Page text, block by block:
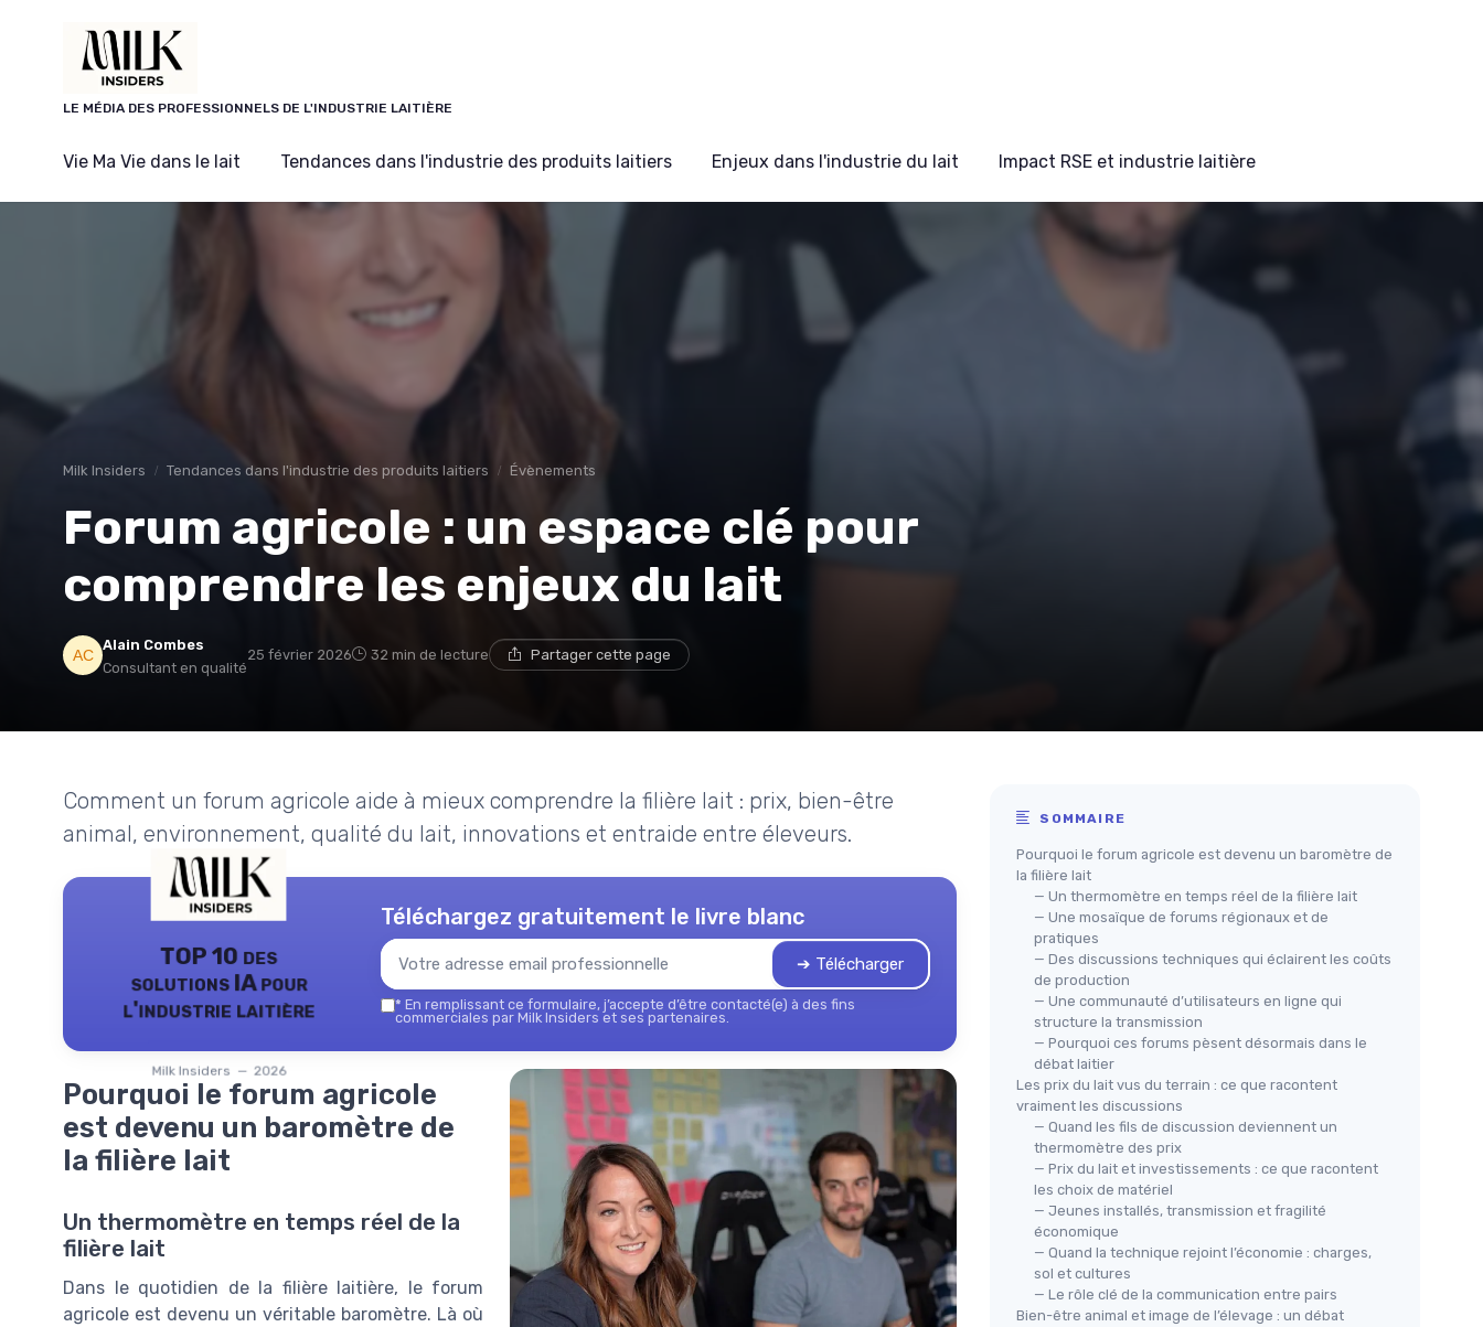
LE MÉDIA DES PROFESSIONNELS DE L'INDUSTRIE LAITIÈRE
Vie Ma Vie dans le lait Tendances dans l'industrie des produits laitiers Enjeux dans l'industrie du lait Impact RSE et industrie laitière
Milk Insiders Tendances dans l'industrie des produits laitiers Évènements
Forum agricole : un espace clé pour
comprendre les enjeux du lait
Alain Combes
Consultant en qualité
25 février 2026 32 min de lecture Partager cette page
Comment un forum agricole aide à mieux comprendre la filière lait : prix, bien-être
animal, environnement, qualité du lait, innovations et entraide entre éleveurs.
TOP 10 des
solutions IA pour
l'industrie laitière
Milk Insiders — 2026
Téléchargez gratuitement le livre blanc
➔ Télécharger
* En remplissant ce formulaire, j’accepte d’être contacté(e) à des fins
commerciales par Milk Insiders et ses partenaires.
Pourquoi le forum agricole
est devenu un baromètre de
la filière lait
Un thermomètre en temps réel de la
filière lait
Dans le quotidien de la filière laitière, le forum
agricole est devenu un véritable baromètre. Là où
SOMMAIRE
Pourquoi le forum agricole est devenu un baromètre de
la filière lait
— Un thermomètre en temps réel de la filière lait
— Une mosaïque de forums régionaux et de
pratiques
— Des discussions techniques qui éclairent les coûts
de production
— Une communauté d’utilisateurs en ligne qui
structure la transmission
— Pourquoi ces forums pèsent désormais dans le
débat laitier
Les prix du lait vus du terrain : ce que racontent
vraiment les discussions
— Quand les fils de discussion deviennent un
thermomètre des prix
— Prix du lait et investissements : ce que racontent
les choix de matériel
— Jeunes installés, transmission et fragilité
économique
— Quand la technique rejoint l’économie : charges,
sol et cultures
— Le rôle clé de la communication entre pairs
Bien-être animal et image de l’élevage : un débat